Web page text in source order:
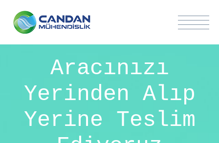
Aracınızı
Yerinden Alıp
Yerine Teslim